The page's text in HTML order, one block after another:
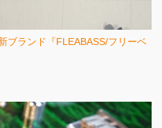
ブランド『FLEABASS/フリーベ